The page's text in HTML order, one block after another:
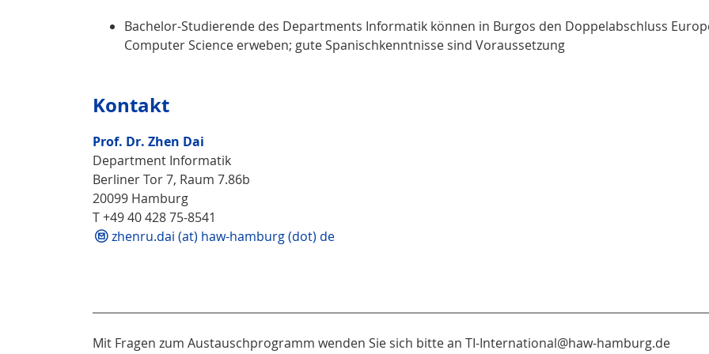
Bachelor-Studierende des Departments Informatik können in Burgos den Doppelabschluss
Computer Science erweben; gute Spanischkenntnisse sind Voraussetzung
Kontakt
Prof. Dr. Zhen Dai
Department Informatik
Berliner Tor 7, Raum 7.86b
20099 Hamburg
T +49 40 428 75-8541
zhenru.dai (at) haw-hamburg (dot) de
Mit Fragen zum Austauschprogramm wenden Sie sich bitte an TI-International@haw-hamburg.de